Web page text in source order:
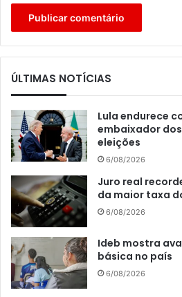
ÚLTIMAS NOTÍCIAS
Lula endurece
embaixador dos
eleições
6/08/2026
Juro real
da maior taxa
6/08/2026
Ideb mostra
básica no país
6/08/2026